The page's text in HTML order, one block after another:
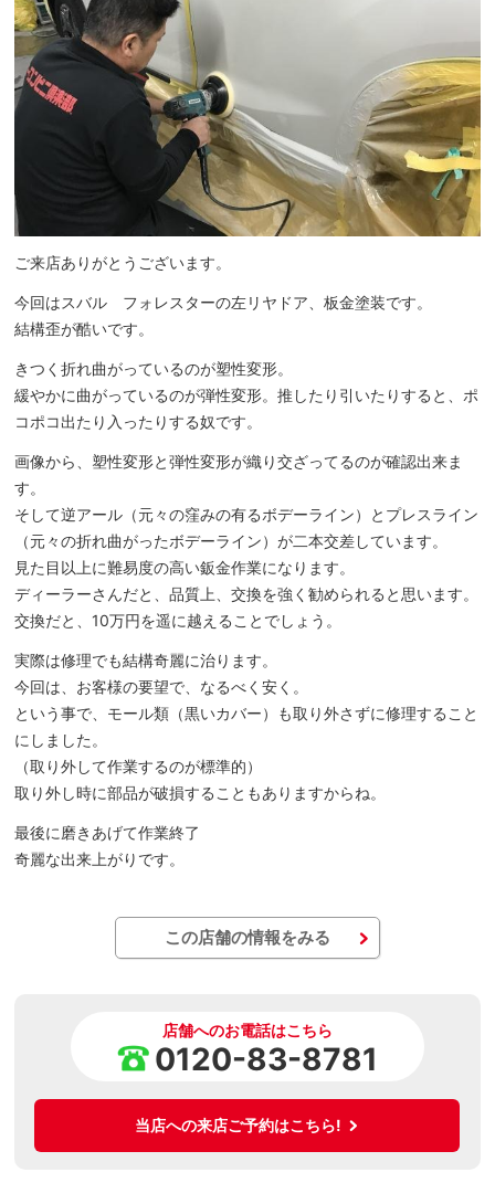
ご来店ありがとうございます。
今回はスバル フォレスターの左リヤドア、板金塗装です。
結構歪が酷いです。
きつく折れ曲がっているのが塑性変形。
緩やかに曲がっているのが弾性変形。推したり引いたりすると、ポ
コポコ出たり入ったりする奴です。
画像から、塑性変形と弾性変形が織り交ざってるのが確認出来ま
す。
そして逆アール（元々の窪みの有るボデーライン）とプレスライン
（元々の折れ曲がったボデーライン）が二本交差しています。
見た目以上に難易度の高い鈑金作業になります。
ディーラーさんだと、品質上、交換を強く勧められると思います。
交換だと、10万円を遥に越えることでしょう。
実際は修理でも結構奇麗に治ります。
今回は、お客様の要望で、なるべく安く。
という事で、モール類（黒いカバー）も取り外さずに修理すること
にしました。
（取り外して作業するのが標準的）
取り外し時に部品が破損することもありますからね。
最後に磨きあげて作業終了
奇麗な出来上がりです。
この店舗の情報をみる
店舗へのお電話はこちら
0120-83-8781
当店への来店ご予約はこちら!